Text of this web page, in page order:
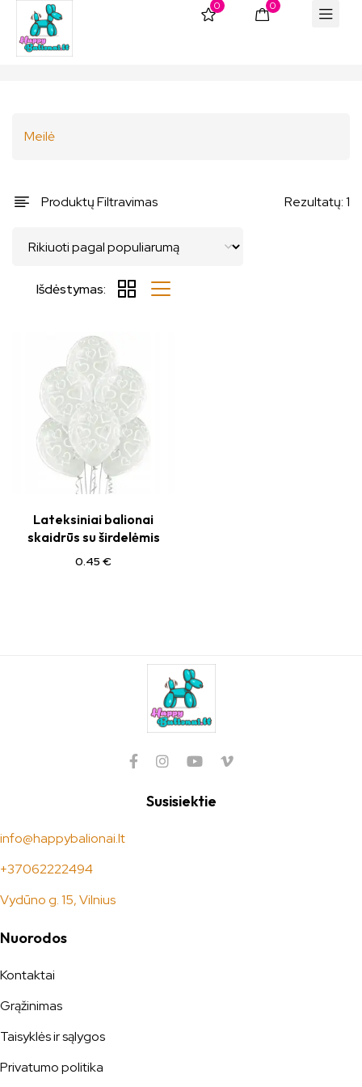
0 0
Meilė
Produktų Filtravimas Rezultatų: 1
Išdėstymas:
Lateksiniai balionai
skaidrūs su širdelėmis
0.45 €
Susisiektie
info@happybalionai.lt
+37062222494
Vydūno g. 15, Vilnius
Nuorodos
Kontaktai
Grąžinimas
Taisyklės ir sąlygos
Privatumo politika